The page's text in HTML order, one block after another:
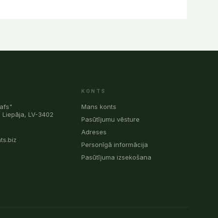
Liepāja, LV-3402
KONTS
Mans konts
Pasūtījumu vēsture
Adreses
Personīgā informācija
Pasūtījuma izsekošana